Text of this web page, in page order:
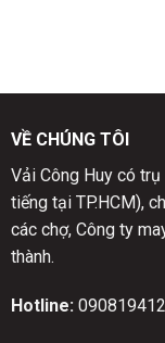
VỀ CHÚNG TÔI
Vải Công Huy có
tiếng tại TP.HCM),
các chợ, Công ty
thành.
Hotline: